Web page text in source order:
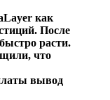
как
После
расти.
что
вывод